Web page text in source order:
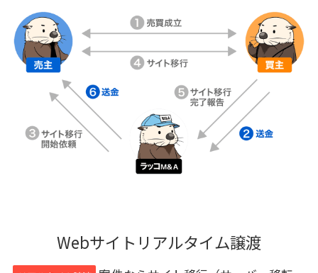
Webサイトリアルタイム譲渡